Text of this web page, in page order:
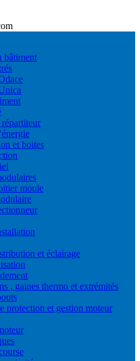
bâtiment
et boites
moule
et éclairage
, gaines thermo et extrémités
protection et gestion moteur